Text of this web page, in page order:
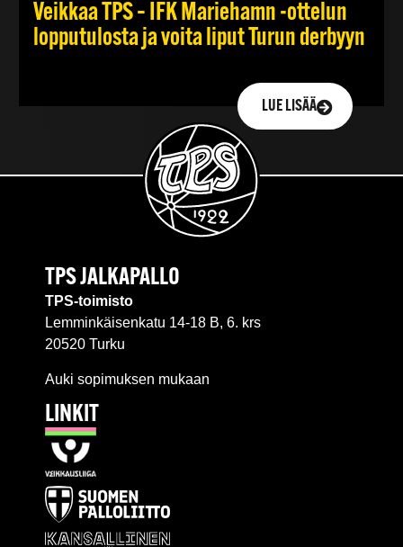
Veikkaa TPS – IFK Mariehamn -ottelun
lopputulosta ja voita liput Turun derbyyn
LUE LISÄÄ
TPS JALKAPALLO
TPS-toimisto
Lemminkäisenkatu 14-18 B, 6. krs
20520 Turku
Auki sopimuksen mukaan
LINKIT